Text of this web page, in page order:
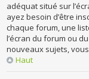
adéquat situé sur
ayez besoin d’être
chaque forum, une
l’écran du forum ou
nouveaux sujets,
Haut